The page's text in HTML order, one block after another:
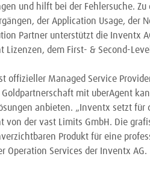
und hilft bei der Fehlersuche.
der Application Usage, der
Partner unterstützt die Inventx
Lizenzen, dem First- & Second-
offizieller Managed Service
Goldpartnerschaft mit uberAgent
anbieten. „Inventx setzt
von der vast Limits GmbH. Die
Produkt für eine
Operation Services der Inventx AG.